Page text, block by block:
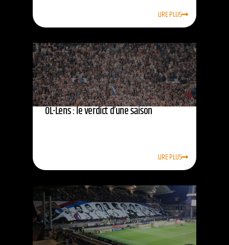
LIRE PLUS
OL-Lens : le verdict d’une saison
LIRE PLUS